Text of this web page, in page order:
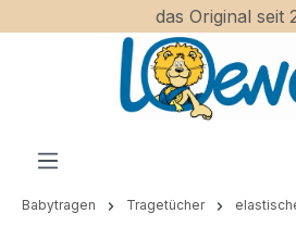
Zum Hauptinhalt springen
das Original seit
Babytragen Tragetücher